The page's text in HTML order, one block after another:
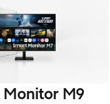
Monitor M9